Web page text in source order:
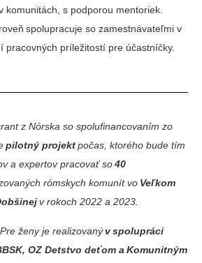
komunitách, s podporou mentoriek.
spolupracuje so zamestnávateľmi v
pracovných príležitostí pre účastníčky.
z Nórska so spolufinancovaním zo
pilotný projekt počas, ktorého bude tím
a expertov pracovať so 40
rómskych komunít vo Veľkom
v rokoch 2022 a 2023.
ženy je realizovanýv spolupráci
OZ Detstvo deťom a Komunitným